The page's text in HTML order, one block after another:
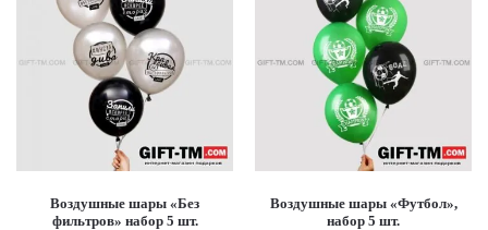
Воздушные шары «Без
фильтров» набор 5 шт.
Воздушные шары «Футбол»,
набор 5 шт.